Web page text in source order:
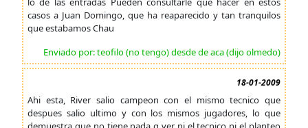
casos a Juan Domingo, que ha reaparecido y tan tranquilos
que estabamos Chau
Enviado por: teofilo (no tengo) desde de aca (dijo olmedo)
18-01-2009
Ahi esta, River salio campeon con el mismo tecnico que
despues salio ultimo y con los mismos jugadores, lo que